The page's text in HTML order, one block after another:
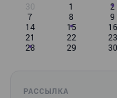
30 1 2
7
8 9
14
15 16
21
22 23
28
29 30
РАССЫЛКА